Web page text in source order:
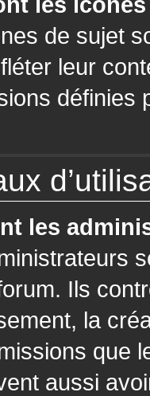
de sujet
leur
définies
les
Ils
la
que
aussi